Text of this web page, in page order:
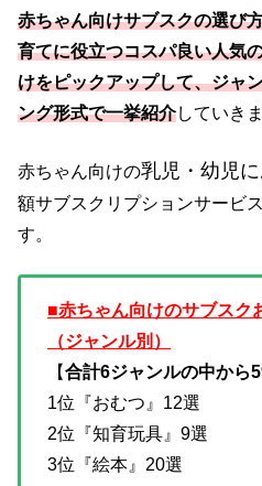
赤ちゃん向けサブスクの選び
育てに役立つコスパ良い人気
けをピックアップして、ジャ
ング形式で一挙紹介していきま
赤ちゃん向けの乳児・幼児に
額サブスクリプションサービ
す。
■赤ちゃん向けのサブスク
（ジャンル別）
【合計6ジャンルの中から
1位『おむつ』12選
2位『知育玩具』9選
3位『絵本』20選